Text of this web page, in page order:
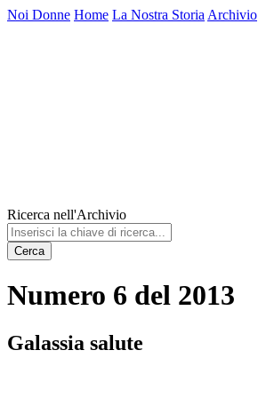
Noi Donne Home La Nostra Storia Archivio
Ricerca nell'Archivio
Cerca
Numero 6 del 2013
Galassia salute